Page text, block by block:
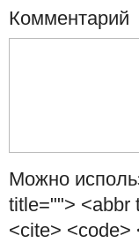
Комментарий
Можно
title=""> <abbr
<cite> <code>